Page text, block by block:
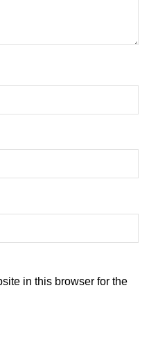
in this browser for the